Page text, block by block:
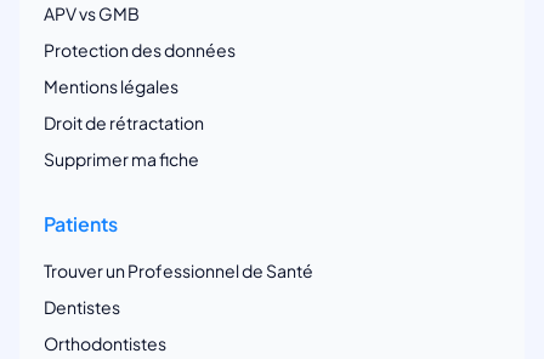
APV vs GMB
Protection des données
Mentions légales
Droit de rétractation
Supprimer ma fiche
Patients
Trouver un Professionnel de Santé
Dentistes
Orthodontistes